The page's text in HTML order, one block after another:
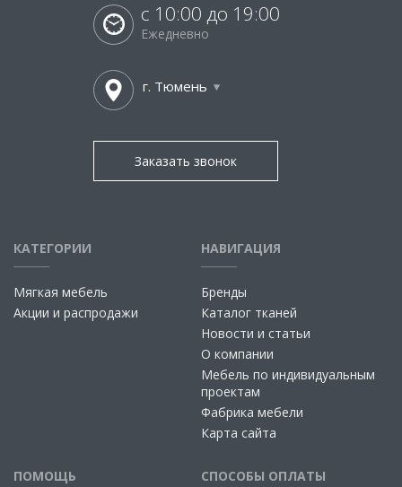
с 10:00 до 19:00
Ежедневно
г. Тюмень
Заказать звонок
КАТЕГОРИИ
Мягкая мебель
Акции и распродажи
НАВИГАЦИЯ
Бренды
Каталог тканей
Новости и статьи
О компании
Мебель по индивидуальным
проектам
Фабрика мебели
Карта сайта
ПОМОЩЬ СПОСОБЫ ОПЛАТЫ